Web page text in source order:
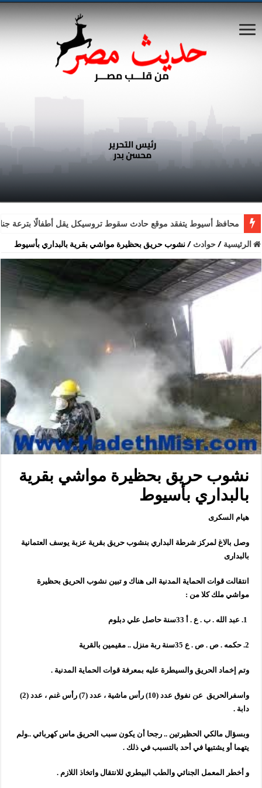
محافظ أسيوط يتفقد موقع حادث سقوط تروسيكل يقل أطفالًا بترعة
الرئيسية /حوادث /نشوب حريق بحظيرة مواشي بقرية بالبداري بأسيوط
نشوب حريق بحظيرة مواشي بقرية
بالبداري بأسيوط
هيام السكرى
وصل بالاغ لمركز شرطة البداري بنشوب حريق بقرية عزبة يوسف العتمانية
بالبدارى
انتقالت قوات الحماية المدنية الى هناك و تبين نشوب الحريق بحظيرة
مواشي ملك كلا من :
2. حكمه . ص . ص . ع 35سنة ربة منزل .. مقيمين بالقرية
وتم إخماد الحريق والسيطرة عليه بمعرفة قوات الحماية المدنية .
واسفرالحريق عن نفوق عدد (10) رأس ماشية ، عدد (7) رأس غنم ، عدد (2)
دابة .
وبسؤال مالكي الحظيرتين .. رجحا أن يكون سبب الحريق ماس كهربائي ..ولم
يتهما أو يشتبها في أحد بالتسبب في ذلك .
و أخطر المعمل الجنائي والطب البيطري للانتقال واتخاذ اللازم .